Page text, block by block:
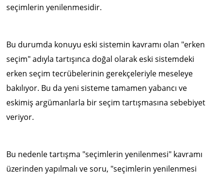
seçimlerin yenilenmesidir.
Bu durumda konuyu eski sistemin kavramı olan "erken
seçim" adıyla tartışınca doğal olarak eski sistemdeki
erken seçim tecrübelerinin gerekçeleriyle meseleye
bakılıyor. Bu da yeni sisteme tamamen yabancı ve
eskimiş argümanlarla bir seçim tartışmasına sebebiyet
veriyor.
Bu nedenle tartışma "seçimlerin yenilenmesi" kavramı
üzerinden yapılmalı ve soru, "seçimlerin yenilenmesi